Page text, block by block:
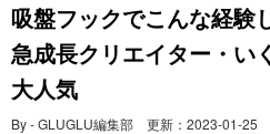
吸盤フックでこんな経
急成長クリエイター・い
大人気
By - GLUGLU編集部 更新： 2023-01-25